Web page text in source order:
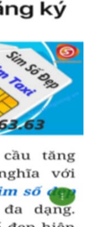
lục quý 9, sim giá rẻ
gian ở khoản lựa số,
thì mới là sim hoàn
quý 9 là bạn vào
giảm giá “ ở ngay
lý giảm giá vì một số
lại có giá cực rẻ nữa.
9 có cũng thể tham
Lục Quý,Sim Năm